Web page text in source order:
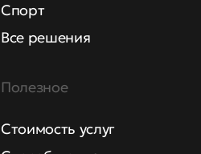
Спорт
Все решения
Полезное
Стоимость услуг